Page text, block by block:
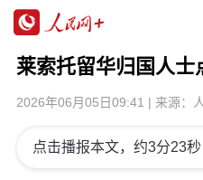
莱索托留华归国人士
2026年06月05日09:41 | 来源：